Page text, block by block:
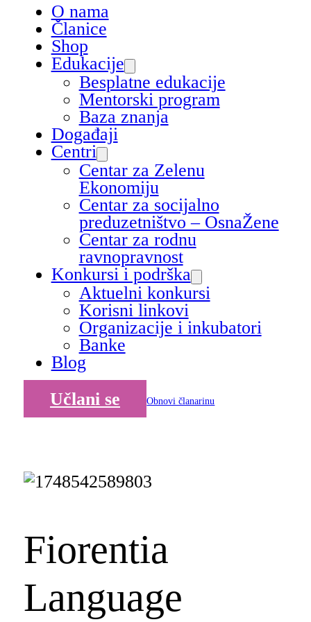
O nama
Članice
Shop
Edukacije
Besplatne edukacije
Mentorski program
Baza znanja
Događaji
Centri
Centar za Zelenu
Ekonomiju
Centar za socijalno
preduzetništvo – OsnaŽene
Centar za rodnu
ravnopravnost
Konkursi i podrška
Aktuelni konkursi
Korisni linkovi
Organizacije i inkubatori
Banke
Blog
Učlani se
Obnovi članarinu
Fiorentia
Language